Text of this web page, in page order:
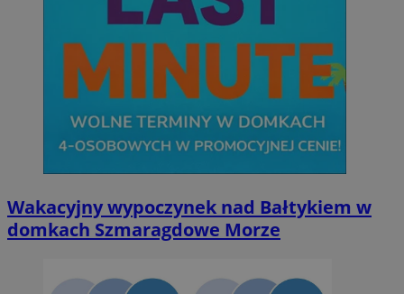
Wakacyjny wypoczynek nad Bałtykiem w
domkach Szmaragdowe Morze